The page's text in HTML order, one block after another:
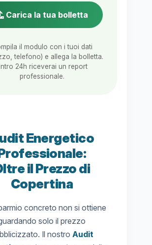
Carica la tua bolletta
il modulo con i tuoi dati
telefono) e allega la bolletta.
24h riceverai un report
professionale.
Energetico
il Prezzo di
Copertina
concreto non si ottiene
solo il prezzo
Il nostro Audit